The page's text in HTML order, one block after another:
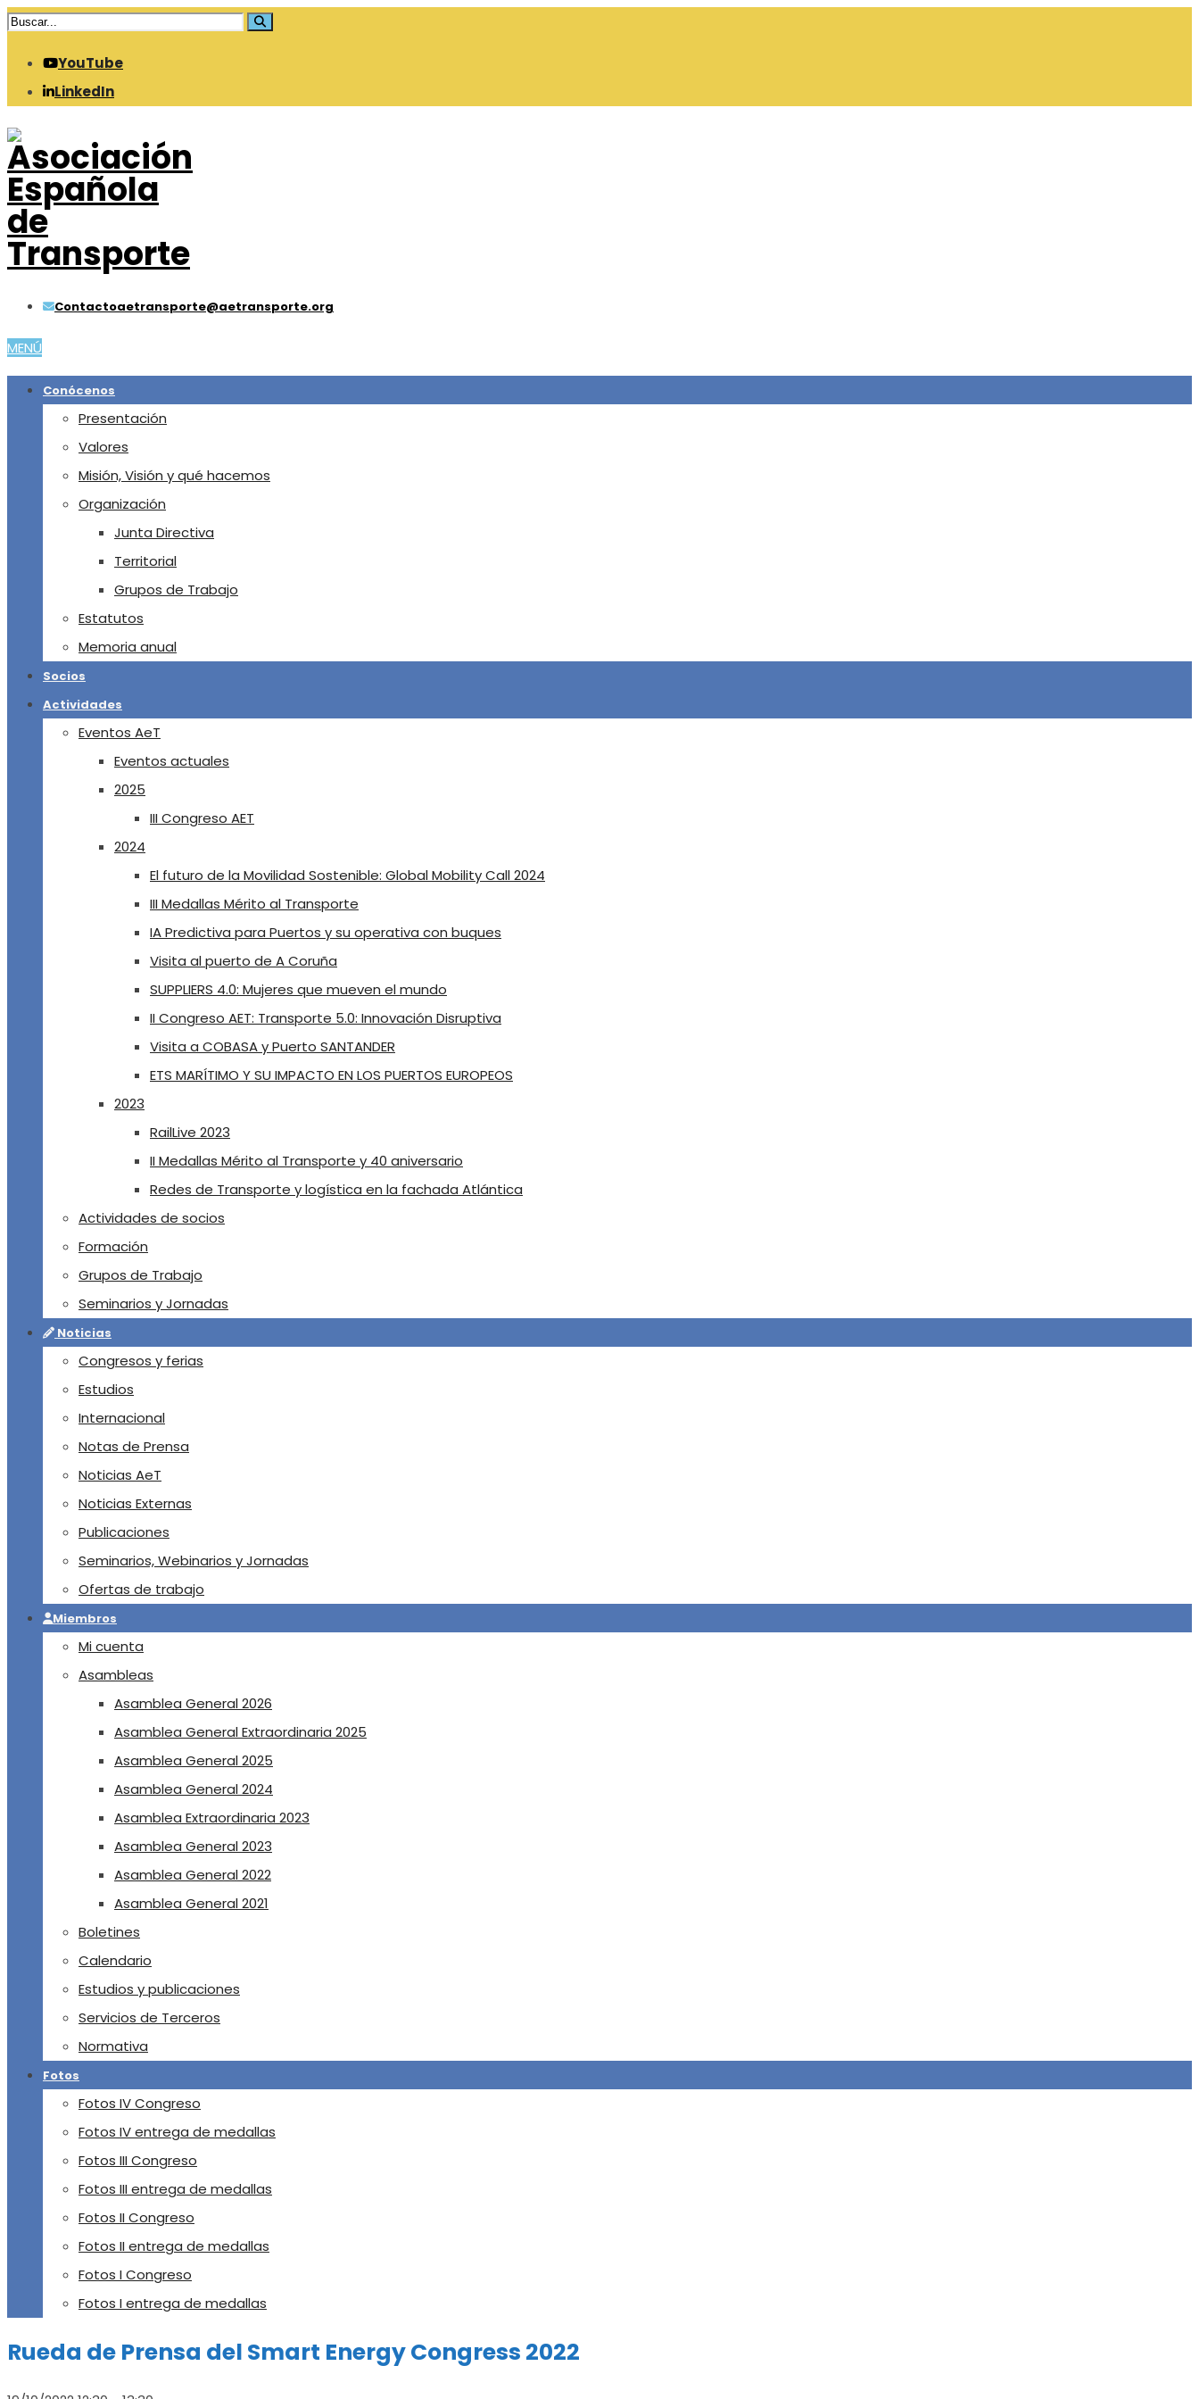
YouTube
LinkedIn
Contactoaetransporte@aetransporte.org
MENÚ
Conócenos
Presentación
Valores
Misión, Visión y qué hacemos
Organización
Junta Directiva
Territorial
Grupos de Trabajo
Estatutos
Memoria anual
Socios
Actividades
Eventos AeT
Eventos actuales
2025
III Congreso AET
2024
El futuro de la Movilidad Sostenible: Global Mobility Call 2024
III Medallas Mérito al Transporte
IA Predictiva para Puertos y su operativa con buques
Visita al puerto de A Coruña
SUPPLIERS 4.0: Mujeres que mueven el mundo
II Congreso AET: Transporte 5.0: Innovación Disruptiva
Visita a COBASA y Puerto SANTANDER
ETS MARÍTIMO Y SU IMPACTO EN LOS PUERTOS EUROPEOS
2023
RailLive 2023
II Medallas Mérito al Transporte y 40 aniversario
Redes de Transporte y logística en la fachada Atlántica
Actividades de socios
Formación
Grupos de Trabajo
Seminarios y Jornadas
Noticias
Congresos y ferias
Estudios
Internacional
Notas de Prensa
Noticias AeT
Noticias Externas
Publicaciones
Seminarios, Webinarios y Jornadas
Ofertas de trabajo
Miembros
Mi cuenta
Asambleas
Asamblea General 2026
Asamblea General Extraordinaria 2025
Asamblea General 2025
Asamblea General 2024
Asamblea Extraordinaria 2023
Asamblea General 2023
Asamblea General 2022
Asamblea General 2021
Boletines
Calendario
Estudios y publicaciones
Servicios de Terceros
Normativa
Fotos
Fotos IV Congreso
Fotos IV entrega de medallas
Fotos III Congreso
Fotos III entrega de medallas
Fotos II Congreso
Fotos II entrega de medallas
Fotos I Congreso
Fotos I entrega de medallas
Rueda de Prensa del Smart Energy Congress 2022